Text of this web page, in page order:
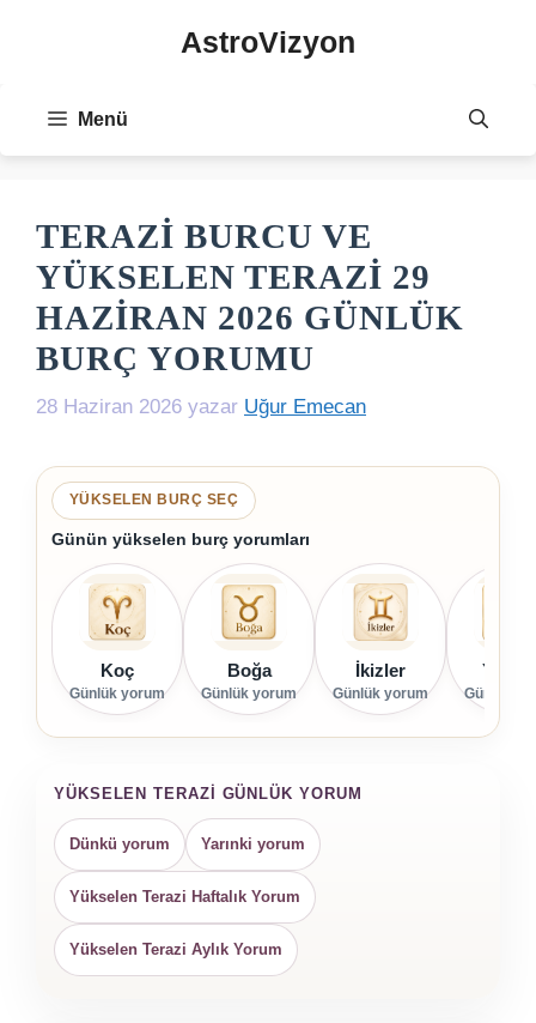
AstroVizyon
Menü
TERAZI BURCU VE
YÜKSELEN TERAZI 29
HAZIRAN 2026 GÜNLÜK
BURÇ YORUMU
28 Haziran 2026 yazar Uğur Emecan
YÜKSELEN BURÇ SEÇ
Günün yükselen burç yorumları
Koç
Günlük yorum
Boğa
Günlük yorum
İkizler
Günlük yorum Günlük
YÜKSELEN TERAZI GÜNLÜK YORUM
Dünkü yorum Yarınki yorum
Yükselen Terazi Haftalık Yorum
Yükselen Terazi Aylık Yorum